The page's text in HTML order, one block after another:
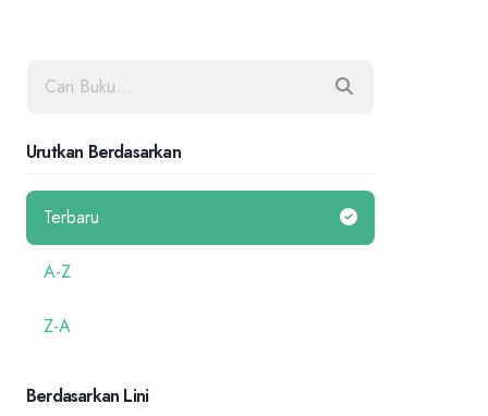
Urutkan Berdasarkan
Terbaru
A-Z
Z-A
Berdasarkan Lini